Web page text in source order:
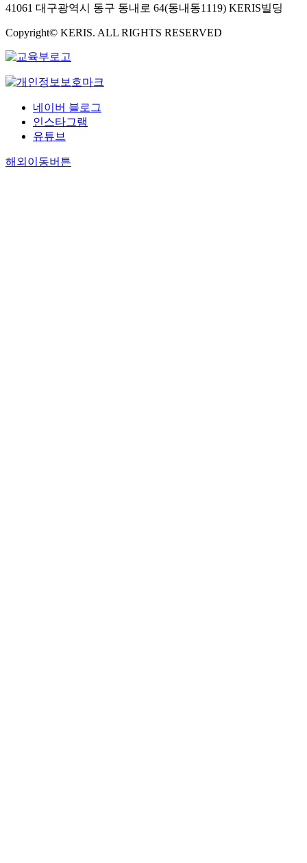
41061 대구광역시 동구 동내로 64(동내동1119) KERIS빌딩
Copyright© KERIS. ALL RIGHTS RESERVED
네이버 블로그
인스타그램
유튜브
해외이동버튼